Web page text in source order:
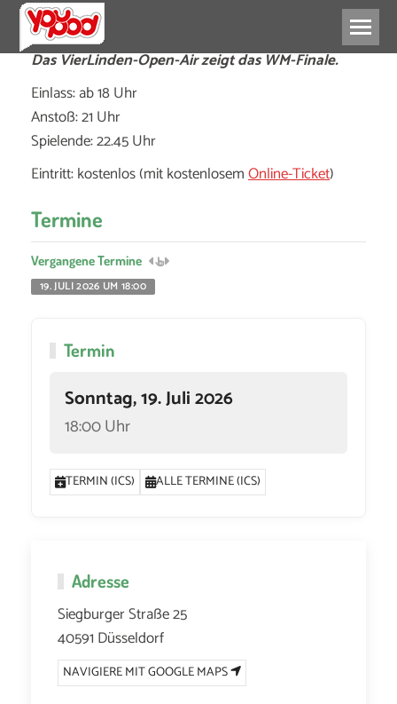
Das VierLinden-Open-Air zeigt das WM-Finale.
Einlass: ab 18 Uhr
Anstoß: 21 Uhr
Spielende: 22.45 Uhr
Eintritt: kostenlos (mit kostenlosemOnline-Ticket)
Termine
Vergangene Termine
19. JULI 2026 UM 18:00
Termin
Sonntag, 19. Juli 2026
18:00 Uhr
TERMIN (ICS) ALLE TERMINE (ICS)
Adresse
Siegburger Straße 25
40591 Düsseldorf
NAVIGIERE MIT GOOGLE MAPS